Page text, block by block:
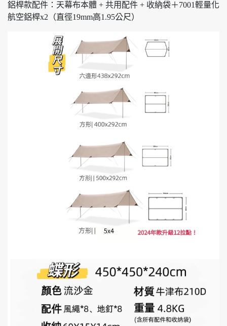
鋁桿款配件：天幕布本體 + 共用配件 + 收納袋＋7001輕量化
航空鋁桿x2（直徑19mm高1.95公尺）